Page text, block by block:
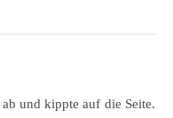
und kippte auf die Seite.